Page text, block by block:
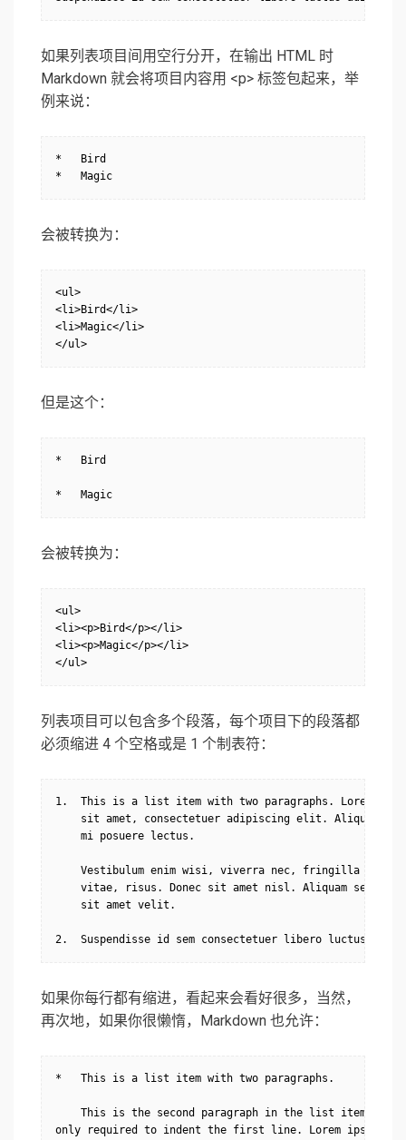
如果列表项目间用空行分开，在输出 HTML 时
Markdown 就会将项目内容用 <p> 标签包起来，举
例来说：
*   Bird
*   Magic
会被转换为：
<ul>
<li>Bird</li>
<li>Magic</li>
</ul>
但是这个：
*   Bird
*   Magic
会被转换为：
<ul>
<li><p>Bird</p></li>
<li><p>Magic</p></li>
</ul>
列表项目可以包含多个段落，每个项目下的段落都
必须缩进 4 个空格或是 1 个制表符：
1.  This is a list item with two paragraphs. Lorem
sit amet, consectetuer adipiscing elit. Aliquam
    mi posuere lectus.
Vestibulum enim wisi, viverra nec, fringilla in,
vitae, risus. Donec sit amet nisl. Aliquam semper
    sit amet velit.
2.  Suspendisse id sem consectetuer libero luctus
如果你每行都有缩进，看起来会看好很多，当然，
再次地，如果你很懒惰，Markdown 也允许：
*   This is a list item with two paragraphs.
This is the second paragraph in the list item.
only required to indent the first line. Lorem ipsum